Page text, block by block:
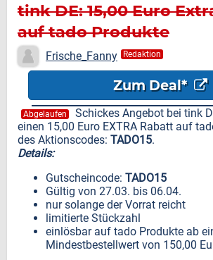
tink DE: 15,00 Euro
auf tado Produkte
Frische_Fanny Redaktion
Zum Deal*
Abgelaufen
Schickes Angebot bei tink
einen 15,00 Euro EXTRA Rabatt auf
des Aktionscodes: TADO15.
Details:
Gutscheincode: TADO15
Gültig von 27.03. bis 06.04.
nur solange der Vorrat reicht
limitierte Stückzahl
einlösbar auf tado Produkte ab
Mindestbestellwert von 150,00